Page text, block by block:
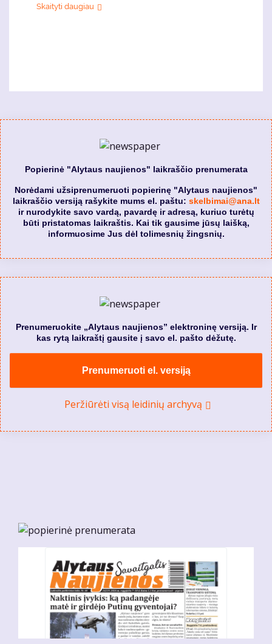
Skaityti daugiau
Popierinė "Alytaus naujienos" laikraščio prenumerata
Norėdami užsiprenumeruoti popierinę "Alytaus naujienos"
laikraščio versiją rašykite mums el. paštu: skelbimai@ana.lt
ir nurodykite savo vardą, pavardę ir adresą, kuriuo turėtų
būti pristatomas laikraštis. Kai tik gausime jūsų laišką,
informuosime Jus dėl tolimesnių žingsnių.
Prenumeruokite „Alytaus naujienos” elektroninę versiją. Ir
kas rytą laikraštį gausite į savo el. pašto dėžutę.
Prenumeruoti el. versiją
Peržiūrėti visą leidinių archyvą